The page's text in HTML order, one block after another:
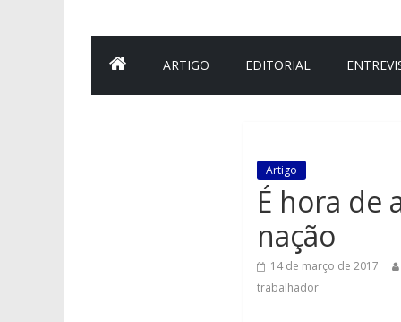
ARTIGO EDITORIAL
Artigo
É hora de
nação
14 de março de 2017
trabalhador